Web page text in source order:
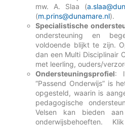
mw. A. Slaa (
(m.prins@dunamare.nl).
Specialistische
ondersteuning en
voldoende blijkt te zijn.
dan een Multi Disciplinair
met leerling, ouders/
Ondersteuningsprofiel:
“Passend Onderwijs” is
opgesteld, waarin is
pedagogische
Velsen kan bieden
onderwijsbehoeften.